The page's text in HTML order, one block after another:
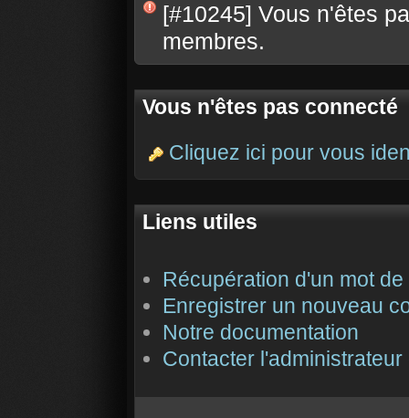
[#10245] Vous n'êtes
membres.
Vous n'êtes pas connecté
Cliquez ici pour vous
Liens utiles
Récupération d'un mot
Enregistrer un nouveau
Notre documentation
Contacter